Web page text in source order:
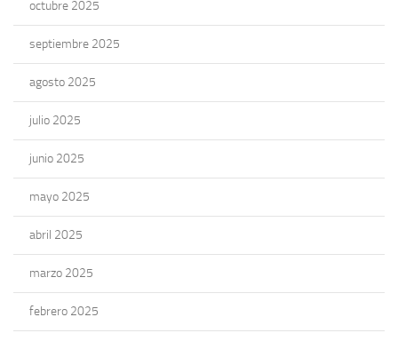
octubre 2025
septiembre 2025
agosto 2025
julio 2025
junio 2025
mayo 2025
abril 2025
marzo 2025
febrero 2025